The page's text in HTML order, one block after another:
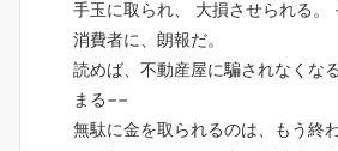
手玉に取られ、 大損させられる。
消費者に、朗報だ。
読めば、不動産屋に騙されなくな
まる−−
無駄に金を取られるのは、もう終